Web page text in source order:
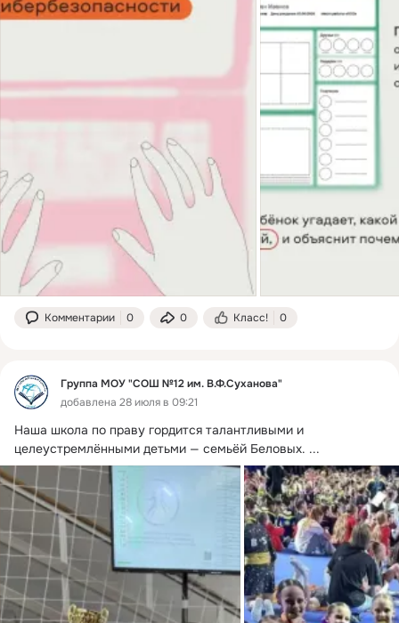
Комментарии 0 0 Класс! 0
Группа МОУ "СОШ №12 им. В.Ф.Суханова"
добавлена 28 июля в 09:21
Наша школа по праву гордится талантливыми и
целеустремлёнными детьми — семьёй Беловых. ...